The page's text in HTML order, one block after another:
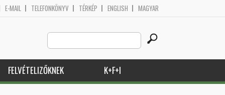
E-MAIL TELEFONKÖNYV TÉRKÉP ENGLISH MAGYAR
Search
this
site
FELVÉTELIZŐKNEK K+F+I